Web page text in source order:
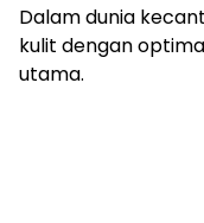
Dalam dunia
kulit dengan
utama.